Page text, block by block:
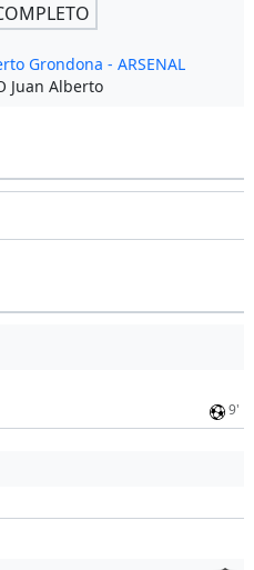
Grondona - ARSENAL
Juan Alberto
9'